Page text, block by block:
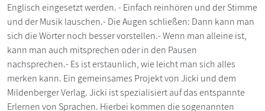
Englisch eingesetzt werden. - Einfach reinhören und der Stimme
und der Musik lauschen.- Die Augen schließen: Dann kann man
sich die Wörter noch besser vorstellen.- Wenn man alleine ist,
kann man auch mitsprechen oder in den Pausen
nachsprechen.- Es ist erstaunlich, wie leicht man sich alles
merken kann. Ein gemeinsames Projekt von Jicki und dem
Mildenberger Verlag. Jicki ist spezialisiert auf das entspannte
Erlernen von Sprachen. Hierbei kommen die sogenannten